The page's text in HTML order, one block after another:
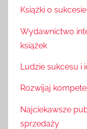
Książki o
Wydawnictwo
książek
Ludzie sukcesu i
Rozwijaj
Najciekawsze
sprzedaży